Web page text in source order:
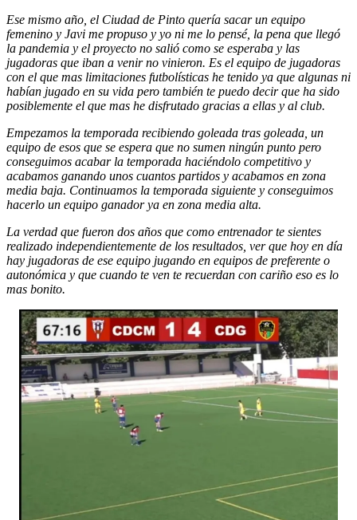
Ese mismo año, el Ciudad de Pinto quería sacar un equipo
femenino y Javi me propuso y yo ni me lo pensé, la pena que llegó
la pandemia y el proyecto no salió como se esperaba y las
jugadoras que iban a venir no vinieron. Es el equipo de jugadoras
con el que mas limitaciones futbolísticas he tenido ya que algunas ni
habían jugado en su vida pero también te puedo decir que ha sido
posiblemente el que mas he disfrutado gracias a ellas y al club.
Empezamos la temporada recibiendo goleada tras goleada, un
equipo de esos que se espera que no sumen ningún punto pero
conseguimos acabar la temporada haciéndolo competitivo y
acabamos ganando unos cuantos partidos y acabamos en zona
media baja. Continuamos la temporada siguiente y conseguimos
hacerlo un equipo ganador ya en zona media alta.
La verdad que fueron dos años que como entrenador te sientes
realizado independientemente de los resultados, ver que hoy en día
hay jugadoras de ese equipo jugando en equipos de preferente o
autonómica y que cuando te ven te recuerdan con cariño eso es lo
mas bonito.